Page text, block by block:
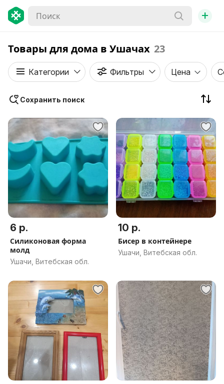
+
Товары для дома в Ушачах 23
Категории Фильтры Цена
Сохранить поиск
6 р.
Силиконовая форма
молд
Ушачи, Витебская обл.
10 р.
Бисер в контейнере
Ушачи, Витебская обл.